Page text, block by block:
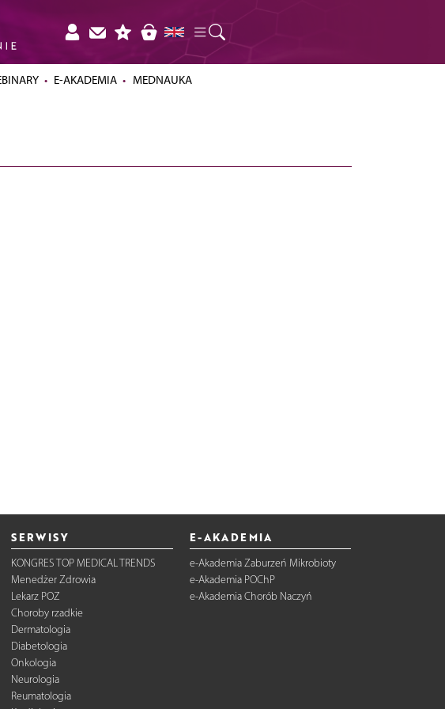
E-AKADEMIA MEDNAUKA
SERWISY
KONGRES TOP MEDICAL TRENDS
Menedżer Zdrowia
Lekarz POZ
Choroby rzadkie
Dermatologia
Diabetologia
Onkologia
Neurologia
Reumatologia
E-AKADEMIA
e-Akademia Zaburzeń Mikrobioty
e-Akademia POChP
e-Akademia Chorób Naczyń